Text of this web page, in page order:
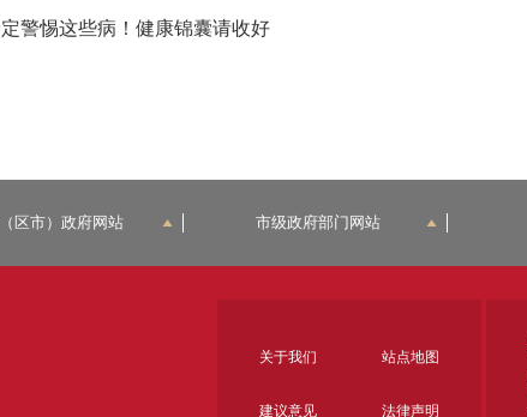
警惕这些病！健康锦囊请收好
区市）政府网站 市级政府部门网站
关于我们 站点地图
建议意见 法律声明